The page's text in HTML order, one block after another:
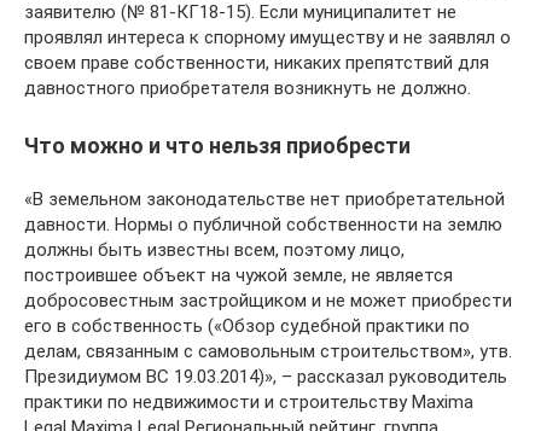
заявителю (№ 81-КГ18-15). Если муниципалитет не
проявлял интереса к спорному имуществу и не заявлял о
своем праве собственности, никаких препятствий для
давностного приобретателя возникнуть не должно.
Что можно и что нельзя приобрести
«В земельном законодательстве нет приобретательной
давности. Нормы о публичной собственности на землю
должны быть известны всем, поэтому лицо,
построившее объект на чужой земле, не является
добросовестным застройщиком и не может приобрести
его в собственность («Обзор судебной практики по
делам, связанным с самовольным строительством», утв.
Президиумом ВС 19.03.2014)», – рассказал руководитель
практики по недвижимости и строительству Maxima